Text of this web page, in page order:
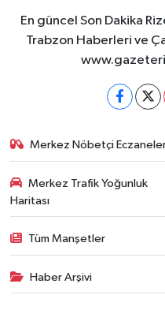
En güncel Son Dakika
Trabzon Haberleri ve
Merkez Nöbetçi
Merkez Trafik Yoğunluk
Haritası
Tüm Manşetler
Haber Arşivi